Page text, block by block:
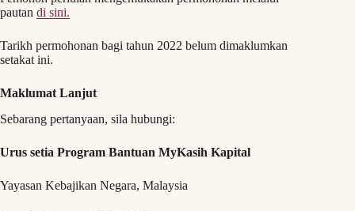
pautan di sini.
Tarikh permohonan bagi tahun 2022 belum dimaklumkan
setakat ini.
Maklumat Lanjut
Sebarang pertanyaan, sila hubungi:
Urus setia Program Bantuan MyKasih Kapital
Yayasan Kebajikan Negara, Malaysia